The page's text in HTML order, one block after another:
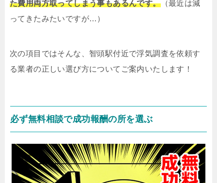
た費用両方取ってしまう事もあるんです。（最近は減
ってきたみたいですが…）
次の項目ではそんな、智頭駅付近で浮気調査を依頼す
る業者の正しい選び方についてご案内いたします！
必ず無料相談で成功報酬の所を選ぶ